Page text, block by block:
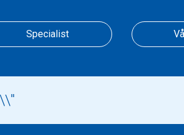
Specialist